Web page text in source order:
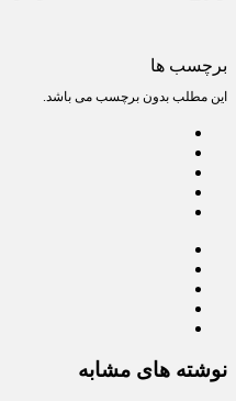
برچسب ها
این مطلب بدون برچسب می باشد.
نوشته های مشابه